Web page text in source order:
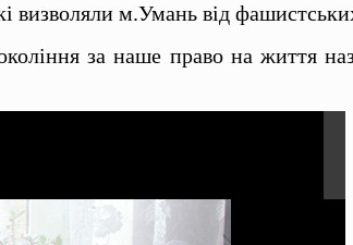
визволяли м.Умань від
за наше право на життя